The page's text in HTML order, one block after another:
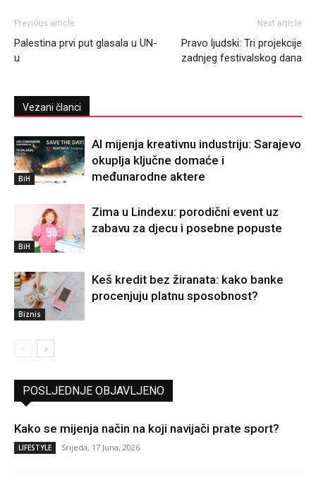
Previous article
Palestina prvi put glasala u UN-
u
Next article
Pravo ljudski: Tri projekcije
zadnjeg festivalskog dana
Vezani članci
BiH
AI mijenja kreativnu industriju: Sarajevo
okuplja ključne domaće i
međunarodne aktere
BiH
Zima u Lindexu: porodični event uz
zabavu za djecu i posebne popuste
Biznis
Keš kredit bez žiranata: kako banke
procenjuju platnu sposobnost?
POSLJEDNJE OBJAVLJENO
Kako se mijenja način na koji navijači prate sport?
LIFESTYLE Srijeda, 17 Juna, 2026